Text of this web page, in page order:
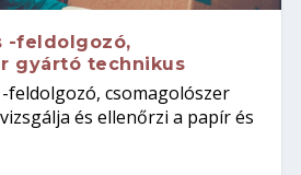
-feldolgozó,
gyártó technikus
feldolgozó, csomagolószer
és ellenőrzi a papír és